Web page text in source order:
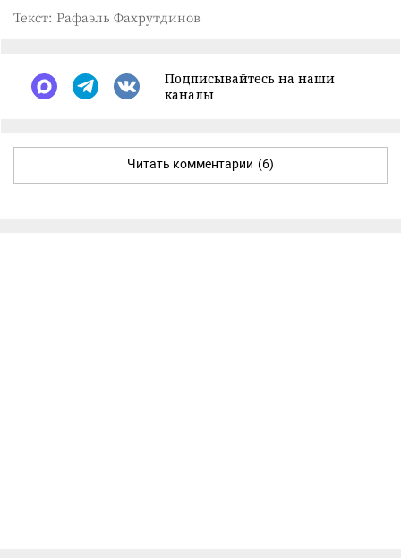
Текст: Рафаэль Фахрутдинов
Подписывайтесь на наши
каналы
Читать комментарии (6)